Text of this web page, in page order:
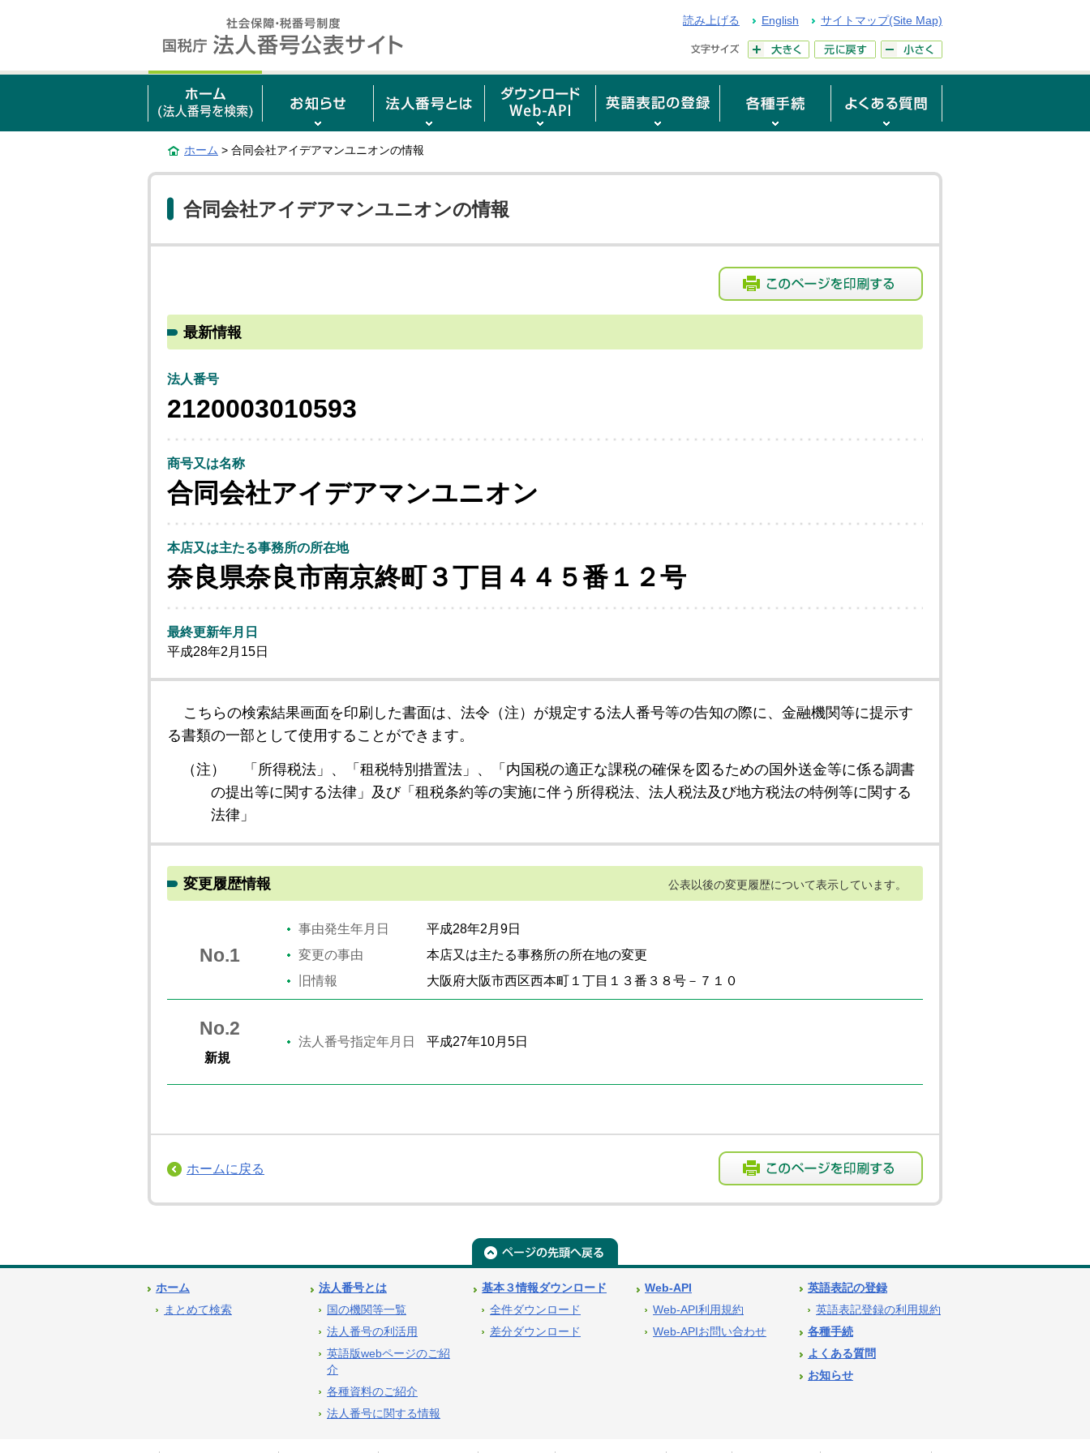
読み上げる English サイトマップ(Site Map)
ホーム > 合同会社アイデアマンユニオンの情報
合同会社アイデアマンユニオンの情報
最新情報
法人番号
2120003010593
商号又は名称
合同会社アイデアマンユニオン
本店又は主たる事務所の所在地
奈良県奈良市南京終町３丁目４４５番１２号
最終更新年月日
平成28年2月15日
こちらの検索結果画面を印刷した書面は、法令（注）が規定する法人番号等の告知の際に、金融機関等に提示す
る書類の一部として使用することができます。
（注）
「所得税法」、「租税特別措置法」、「内国税の適正な課税の確保を図るための国外送金等に係る調書
の提出等に関する法律」及び「租税条約等の実施に伴う所得税法、法人税法及び地方税法の特例等に関する
法律」
変更履歴情報 公表以後の変更履歴について表示しています。
No.1
事由発生年月日
平成28年2月9日
変更の事由
本店又は主たる事務所の所在地の変更
旧情報
大阪府大阪市西区西本町１丁目１３番３８号－７１０
No.2
新規
法人番号指定年月日 平成27年10月5日
ホームに戻る
ホーム
まとめて検索
法人番号とは
国の機関等一覧
法人番号の利活用
英語版webページのご紹
介
各種資料のご紹介
法人番号に関する情報
基本３情報ダウンロード
全件ダウンロード
差分ダウンロード
Web-API
Web-API利用規約
Web-APIお問い合わせ
英語表記の登録
英語表記登録の利用規約
各種手続
よくある質問
お知らせ